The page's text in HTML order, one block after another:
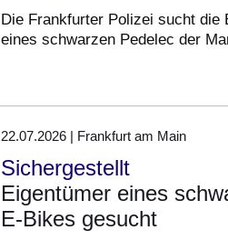
Die Frankfurter Polizei sucht die
eines schwarzen Pedelec der
22.07.2026 | Frankfurt am Main
Sichergestellt
Eigentümer eines
E-Bikes gesucht